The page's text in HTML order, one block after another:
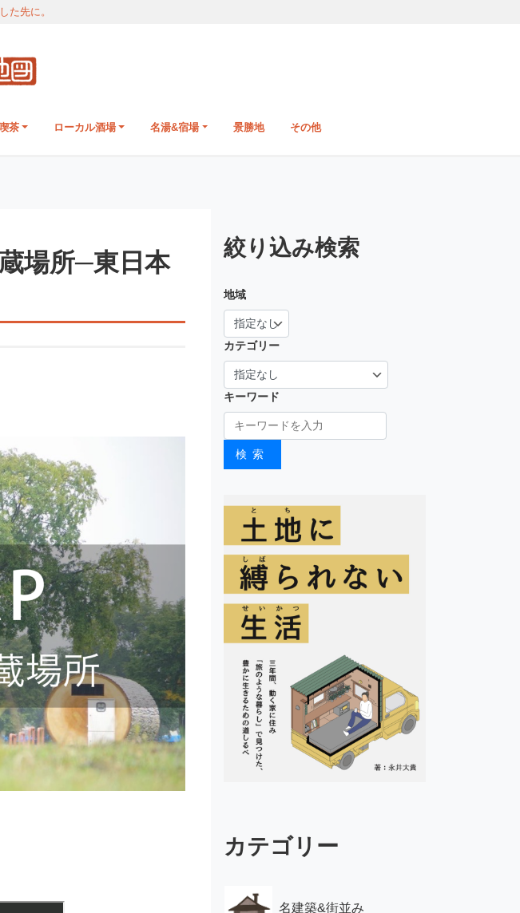
た先に。
茶 ローカル酒場 名湯&宿場 景勝地 その他
場所─東日本
絞り込み検索
地域
カテゴリー
キーワード
検索
カテゴリー
名建築&街並み